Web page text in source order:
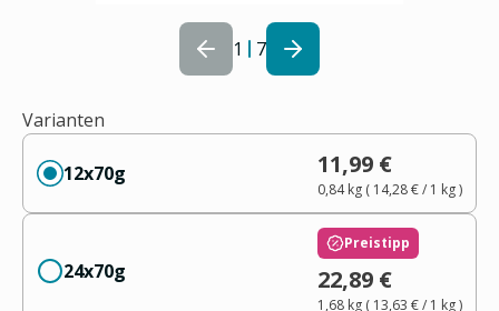
1 7
Varianten
12x70g 11,99 €
0,84 kg( 14,28 €/ 1 kg)
24x70g
Preistipp
22,89 €
1,68 kg( 13,63 €/ 1 kg)